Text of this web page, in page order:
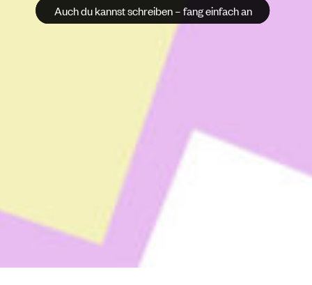
Auch du kannst schreiben – fang einfach an